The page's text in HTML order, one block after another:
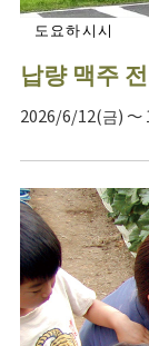
도요하시시
납량 맥주
2026/6/12(금) ～